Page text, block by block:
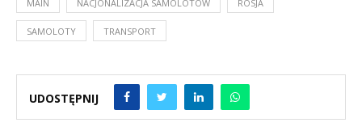
MAIN NACJONALIZACJA SAMOLOTÓW ROSJA
SAMOLOTY TRANSPORT
UDOSTĘPNIJ